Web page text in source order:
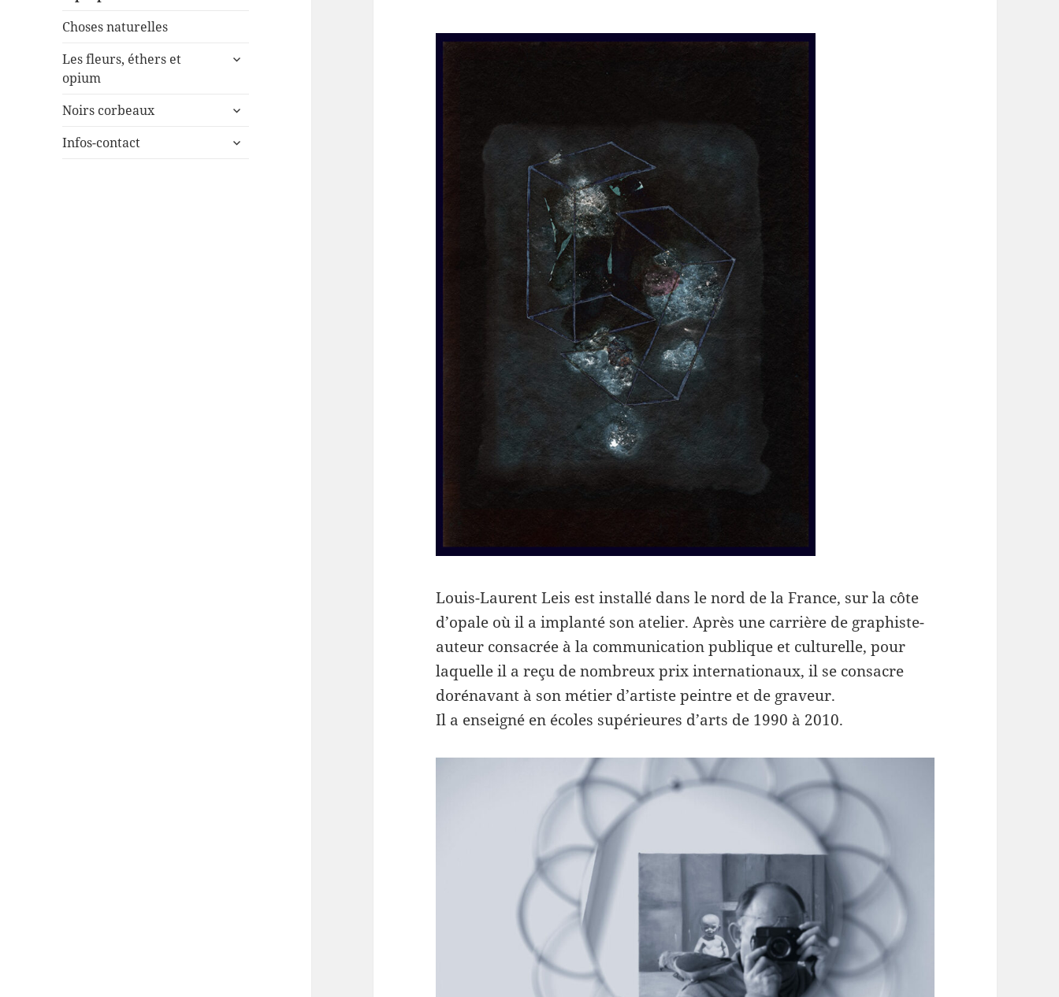
Choses naturelles
Les fleurs, éthers et
opium
ouvrir
menu
Noirs corbeaux
ouvrir
sous-
Infos-contact
ouvrir
Louis-Laurent Leis est installé dans le nord de la France, sur la côte
d’opale où il a implanté son atelier. Après une carrière de graphiste-
auteur consacrée à la communication publique et culturelle, pour
laquelle il a reçu de nombreux prix internationaux, il se consacre
dorénavant à son métier d’artiste peintre et de graveur.
Il a enseigné en écoles supérieures d’arts de 1990 à 2010.